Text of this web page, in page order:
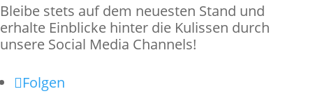
Bleibe stets auf dem neuesten Stand und
erhalte Einblicke hinter die Kulissen durch
unsere Social Media Channels!
Folgen